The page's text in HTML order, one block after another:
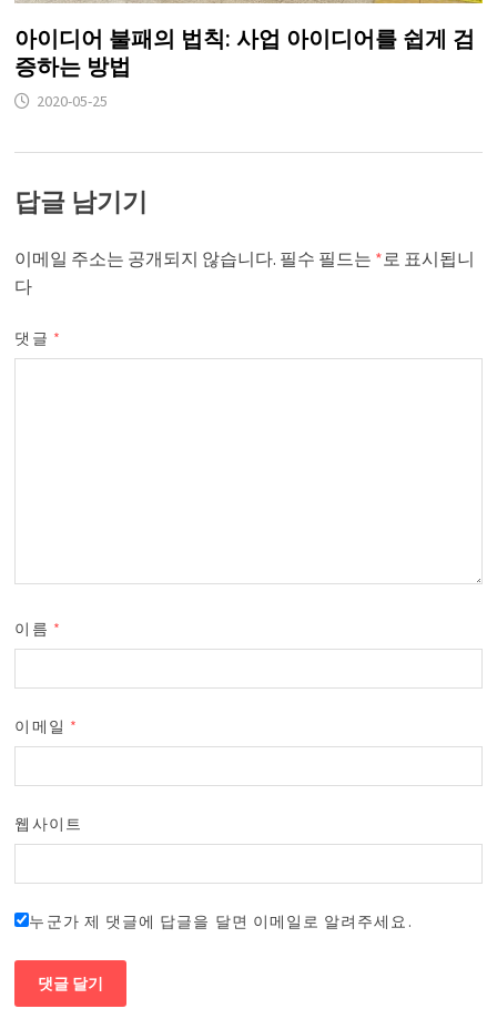
아이디어 불패의 법칙: 사업 아이디어를 쉽게 검
증하는 방법
2020-05-25
답글 남기기
이메일 주소는 공개되지 않습니다. 필수 필드는 *로 표시됩니
다
댓글 *
이름 *
이메일 *
웹사이트
누군가 제 댓글에 답글을 달면 이메일로 알려주세요.